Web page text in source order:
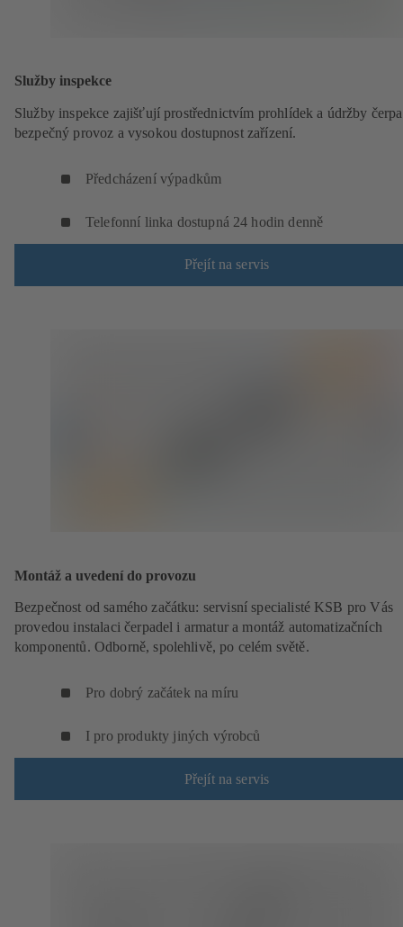
Služby inspekce
Služby inspekce zajišťují prostřednictvím prohlídek a údržby
bezpečný provoz a vysokou dostupnost zařízení.
Předcházení výpadkům
Telefonní linka dostupná 24 hodin denně
Přejít na servis
Montáž a uvedení do provozu
Bezpečnost od samého začátku: servisní specialisté KSB pro Vás
provedou instalaci čerpadel i armatur a montáž automatizačních
komponentů. Odborně, spolehlivě, po celém světě.
Pro dobrý začátek na míru
I pro produkty jiných výrobců
Přejít na servis